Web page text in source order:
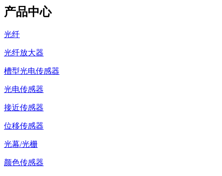
产品中心
光纤
光纤放大器
槽型光电传感器
光电传感器
接近传感器
位移传感器
光幕/光栅
颜色传感器